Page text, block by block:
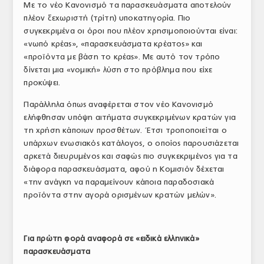
Με το νέο Κανονισμό τα παρασκευάσματα αποτελούν
πλέον ξεχωριστή (τρίτη) υποκατηγορία. Πιο
συγκεκριμένα οι όροι που πλέον χρησιμοποιούνται είναι:
«νωπό κρέας», «παρασκευάσματα κρέατος» και
«προϊόντα με βάση το κρέας». Με αυτό τον τρόπο
δίνεται μια «νομική» λύση στο πρόβλημα που είχε
προκύψει.
Παράλληλα όπως αναφέρεται στον νέο Κανονισμό
ελήφθησαν υπόψη αιτήματα συγκεκριμένων κρατών για
τη χρήση κάποιων προσθέτων. Έτσι τροποποιείται ο
υπάρχων ενωσιακός κατάλογος, ο οποίος παρουσιάζεται
αρκετά διευρυμένος και σαφώς πιο συγκεκριμένος για τα
διάφορα παρασκευάσματα, αφού η Κομισιόν δέχεται
«την ανάγκη να παραμείνουν κάποια παραδοσιακά
προϊόντα στην αγορά ορισμένων κρατών μελών».
Για πρώτη φορά αναφορά σε «ειδικά ελληνικά»
παρασκευάσματα